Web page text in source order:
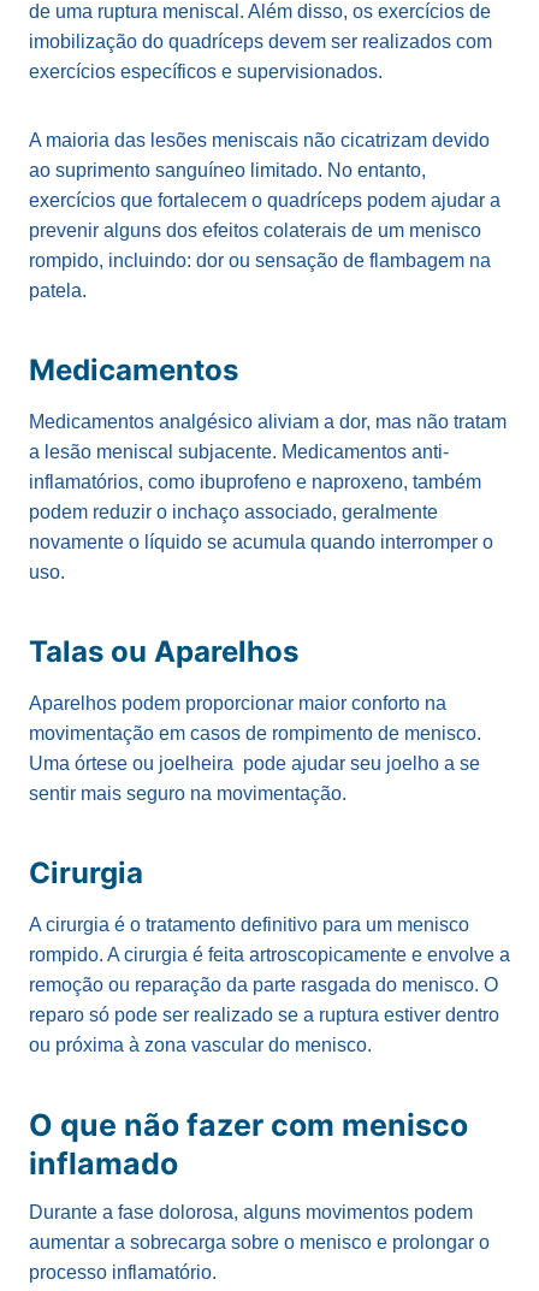
de uma ruptura meniscal. Além disso, os exercícios de
imobilização do quadríceps devem ser realizados com
exercícios específicos e supervisionados.
A maioria das lesões meniscais não cicatrizam devido
ao suprimento sanguíneo limitado. No entanto,
exercícios que fortalecem o quadríceps podem ajudar a
prevenir alguns dos efeitos colaterais de um menisco
rompido, incluindo: dor ou sensação de flambagem na
patela.
Medicamentos
Medicamentos analgésico aliviam a dor, mas não tratam
a lesão meniscal subjacente. Medicamentos anti-
inflamatórios, como ibuprofeno e naproxeno, também
podem reduzir o inchaço associado, geralmente
novamente o líquido se acumula quando interromper o
uso.
Talas ou Aparelhos
Aparelhos podem proporcionar maior conforto na
movimentação em casos de rompimento de menisco.
Uma órtese ou joelheira pode ajudar seu joelho a se
sentir mais seguro na movimentação.
Cirurgia
A cirurgia é o tratamento definitivo para um menisco
rompido. A cirurgia é feita artroscopicamente e envolve a
remoção ou reparação da parte rasgada do menisco. O
reparo só pode ser realizado se a ruptura estiver dentro
ou próxima à zona vascular do menisco.
O que não fazer com menisco
inflamado
Durante a fase dolorosa, alguns movimentos podem
aumentar a sobrecarga sobre o menisco e prolongar o
processo inflamatório.